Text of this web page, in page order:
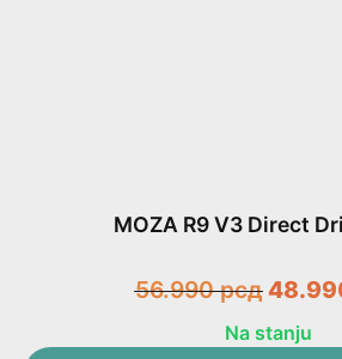
MOZA R9 V3 Direct
56.990рсд
Na stanju